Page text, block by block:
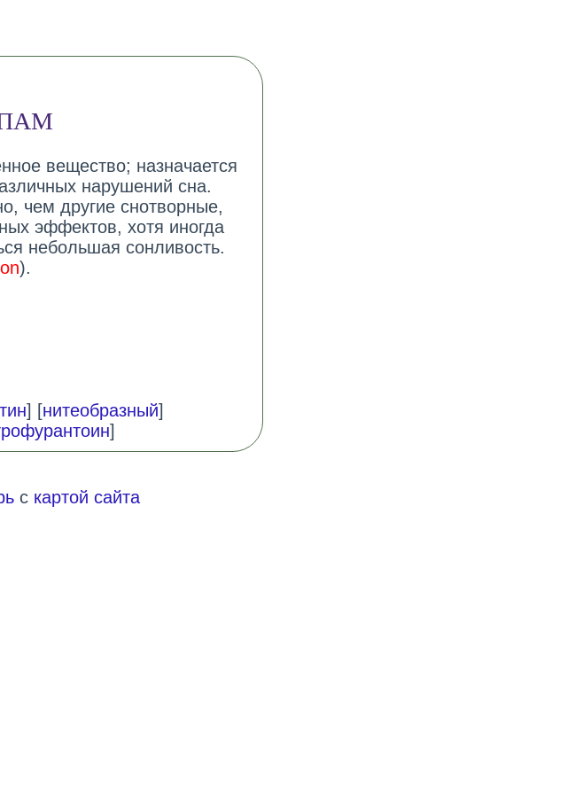
вещество; назначается
нарушений сна.
чем другие снотворные,
эффектов, хотя иногда
небольшая сонливость.
).
] [нитеобразный]
]
с картой сайта